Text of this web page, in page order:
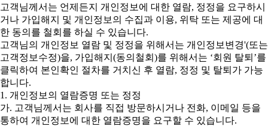
고객님께서는 언제든지 개인정보에 대한 열람, 정정을 요구하시
거나 가입해지 및 개인정보의 수집과 이용, 위탁 또는 제공에 대
한 동의를 철회를 하실 수 있습니다.
고객님의 개인정보 열람 및 정정을 위해서는 개인정보변경'(또는
고객정보수정)을, 가입해지(동의철회)를 위해서는 ‘회원 탈퇴’를
클릭하여 본인확인 절차를 거치신 후 열람, 정정 및 탈퇴가 가능
합니다.
1. 개인정보의 열람증명 또는 정정
가. 고객님께서는 회사를 직접 방문하시거나 전화, 이메일 등을
통하여 개인정보에 대한 열람증명을 요구할 수 있습니다.